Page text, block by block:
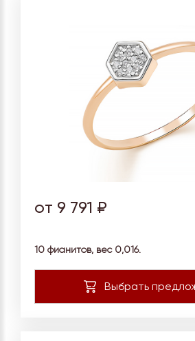
от 9 791 ₽
10 фианитов, вес 0,016.